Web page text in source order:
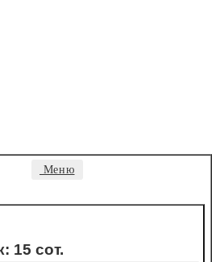
Меню
15 сот.